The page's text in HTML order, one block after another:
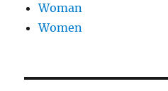
Woman
Women